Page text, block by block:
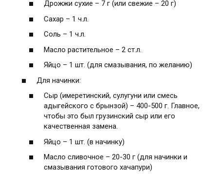
Дрожжи сухие – 7 г (или свежие – 20 г)
Сахар – 1 ч.л.
Соль – 1 ч.л.
Масло растительное – 2 ст.л.
Яйцо – 1 шт. (для смазывания, по желанию)
Для начинки:
Сыр (имеретинский, сулугуни или смесь
адыгейского с брынзой) – 400-500 г. Главное,
чтобы это был грузинский сыр или его
качественная замена.
Яйцо – 1 шт. (в начинку)
Масло сливочное – 20-30 г (для начинки и
смазывания готового хачапури)